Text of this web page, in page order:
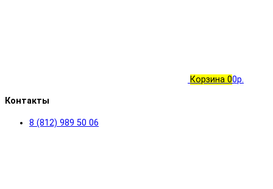
Корзина 00р.
Контакты
8 (812) 989 50 06